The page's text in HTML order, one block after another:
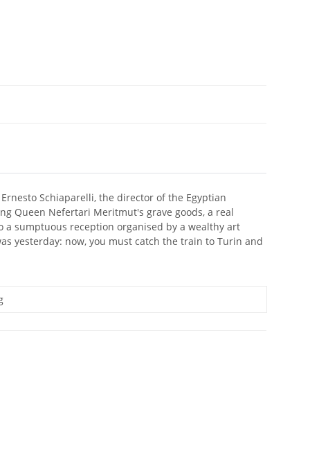
Schiaparelli, the director of the Egyptian
Queen Nefertari Meritmut's grave goods, a real
sumptuous reception organised by a wealthy art
yesterday: now, you must catch the train to Turin and